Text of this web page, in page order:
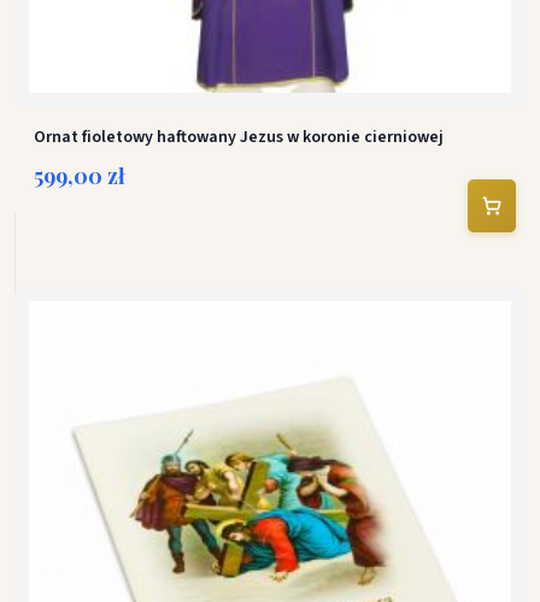
Ornat fioletowy haftowany Jezus w koronie cierniowej
599,00 zł